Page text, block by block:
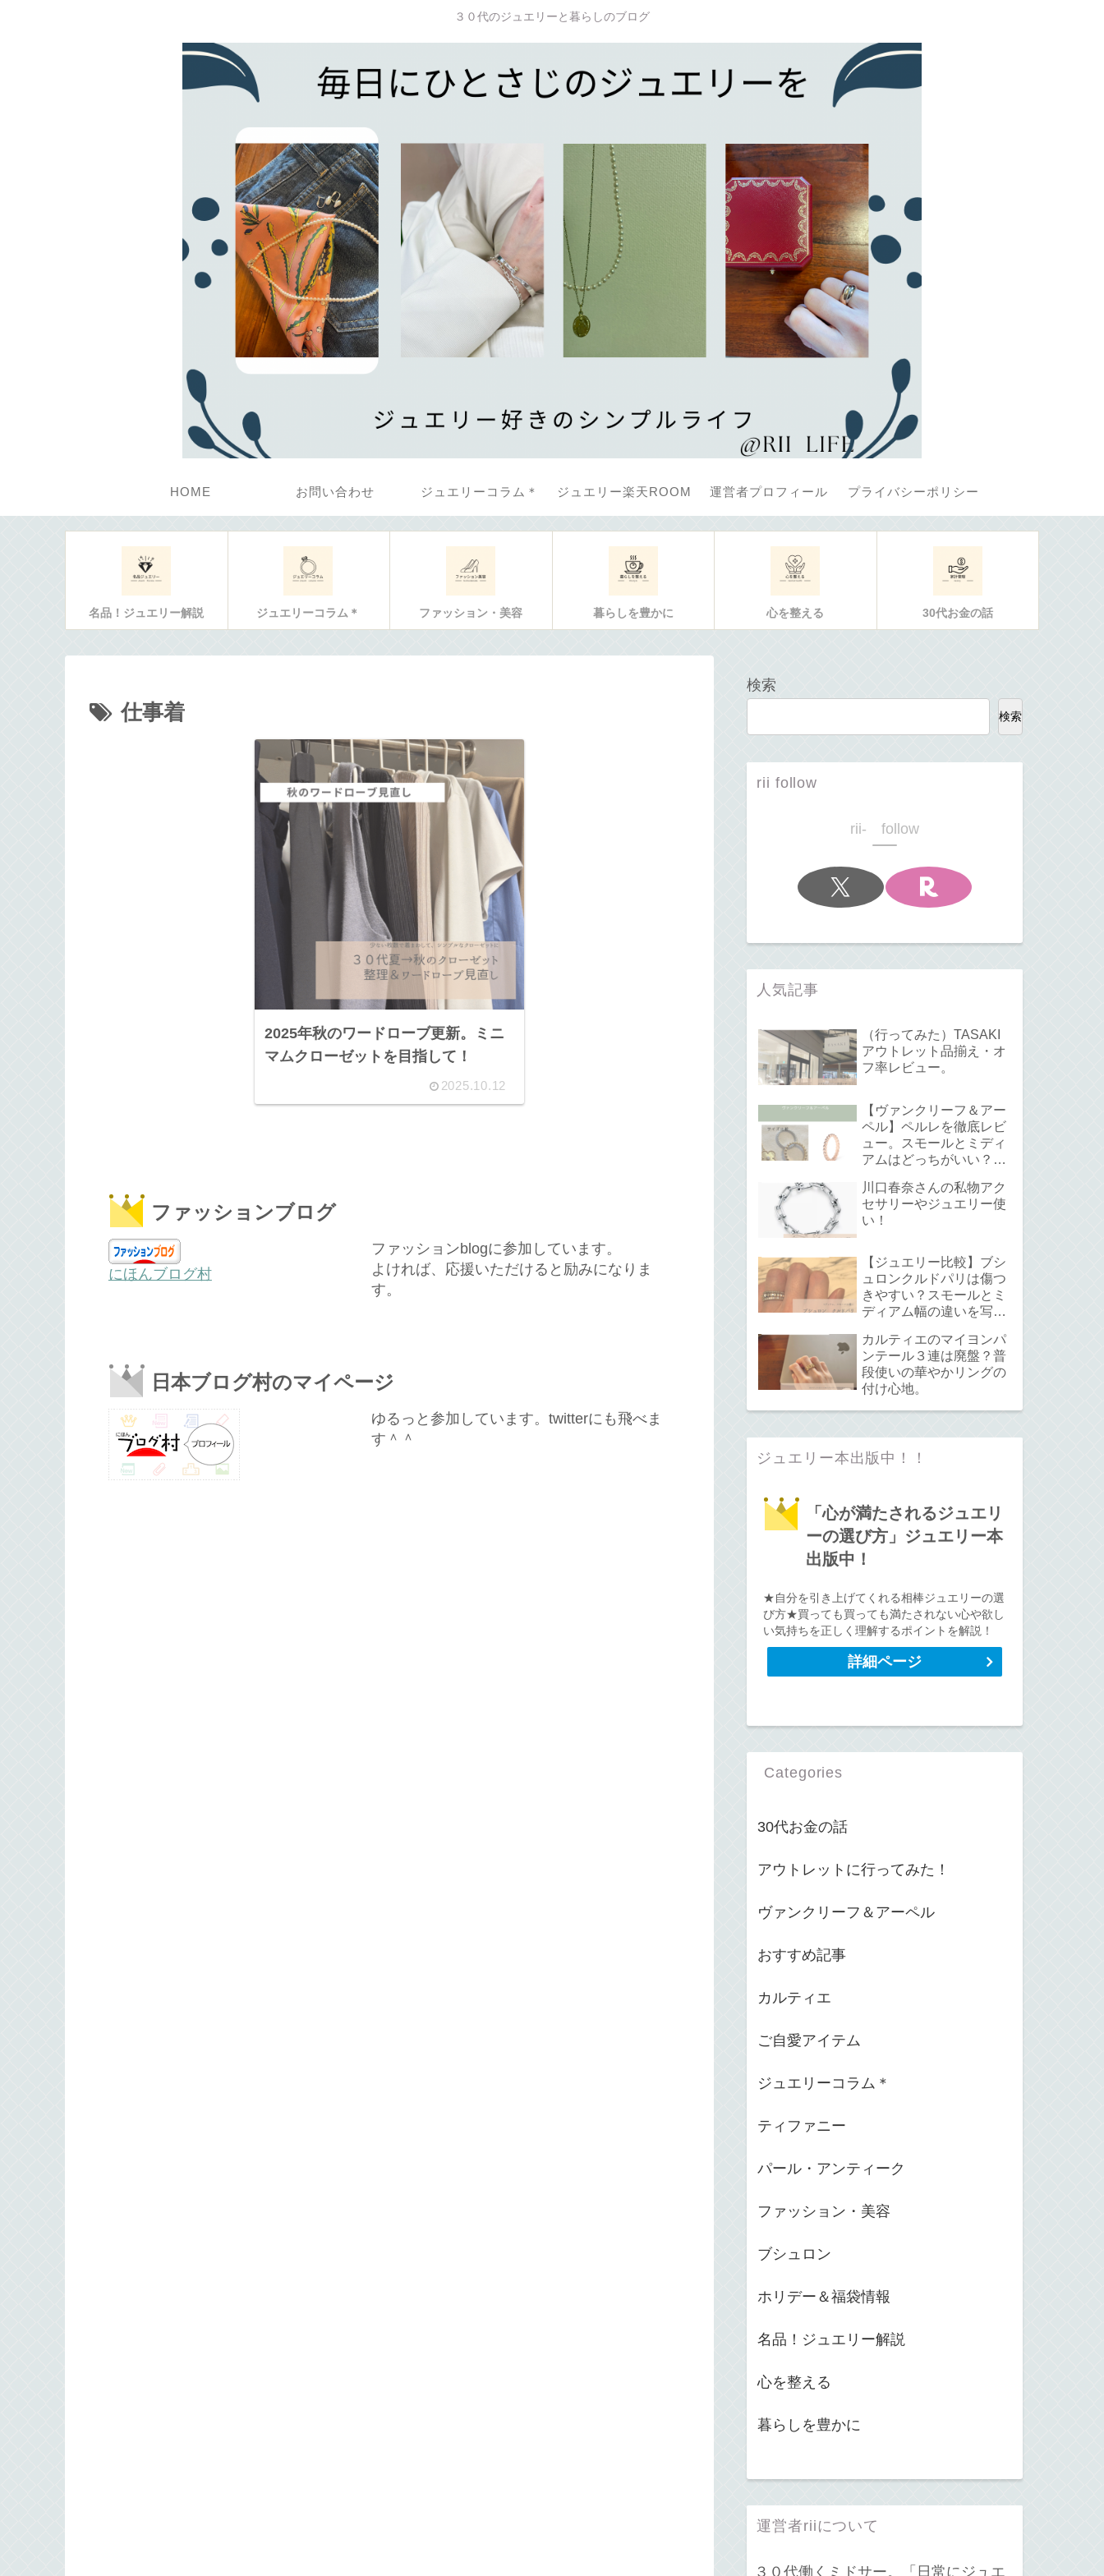
３０代のジュエリーと暮らしのブログ
HOME お問い合わせ ジュエリーコラム＊ ジュエリー楽天ROOM 運営者プロフィール プライバシーポリシー
名品！ジュエリー解説 ジュエリーコラム＊ ファッション・美容 暮らしを豊かに 心を整える 30代お金の話
仕事着
2025年秋のワードローブ更新。ミニ
マムクローゼットを目指して！
2025.10.12
ファッションブログ
にほんブログ村
ファッションblogに参加しています。
よければ、応援いただけると励みになりま
す。
日本ブログ村のマイページ
ゆるっと参加しています。twitterにも飛べま
す＾＾
検索
検索
rii follow
rii- follow
人気記事
（行ってみた）TASAKI
アウトレット品揃え・オ
フ率レビュー。
【ヴァンクリーフ＆アー
ペル】ペルレを徹底レビ
ュー。スモールとミディ
アムはどっちがいい？サ
て。
川口春奈さんの私物アク
セサリーやジュエリー使
い！
【ジュエリー比較】ブシ
ュロンクルドパリは傷つ
きやすい？スモールとミ
ディアム幅の違いを写真
カルティエのマイヨンパ
ンテール３連は廃盤？普
段使いの華やかリングの
付け心地。
ジュエリー本出版中！！
「心が満たされるジュエリ
ーの選び方」ジュエリー本
出版中！
★自分を引き上げてくれる相棒ジュエリーの選
び方★買っても買っても満たされない心や欲し
い気持ちを正しく理解するポイントを解説！
詳細ページ
Categories
30代お金の話
アウトレットに行ってみた！
ヴァンクリーフ＆アーペル
おすすめ記事
カルティエ
ご自愛アイテム
ジュエリーコラム＊
ティファニー
パール・アンティーク
ファッション・美容
ブシュロン
ホリデー＆福袋情報
名品！ジュエリー解説
心を整える
暮らしを豊かに
運営者riiについて
３０代働くミドサー。「日常にジュエ